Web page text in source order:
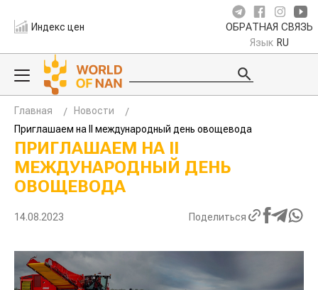
Индекс цен ОБРАТНАЯ СВЯЗЬ
Язык RU
Главная
Новости
Приглашаем на II международный день овощевода
ПРИГЛАШАЕМ НА II
МЕЖДУНАРОДНЫЙ ДЕНЬ
ОВОЩЕВОДА
14.08.2023 Поделиться